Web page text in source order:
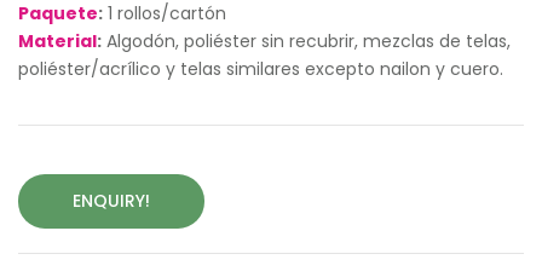
Paquete: 1 rollos/cartón
Material: Algodón, poliéster sin recubrir, mezclas de telas,
poliéster/acrílico y telas similares excepto nailon y cuero.
ENQUIRY!